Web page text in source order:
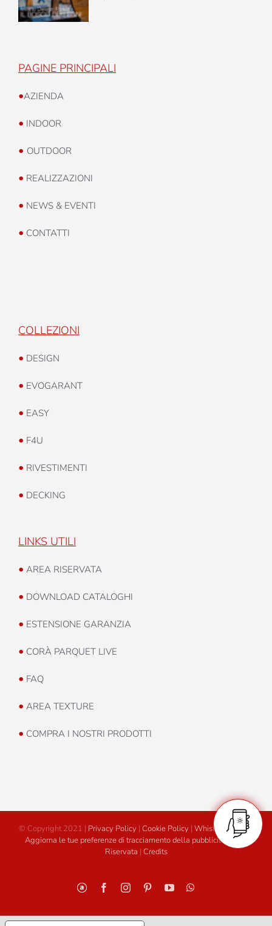
PAGINE PRINCIPALI
•AZIENDA
• INDOOR
• OUTDOOR
• REALIZZAZIONI
• NEWS & EVENTI
• CONTATTI
COLLEZIONI
• DESIGN
• EVOGARANT
• EASY
• F4U
• RIVESTIMENTI
• DECKING
LINKS UTILI
• AREA RISERVATA
• DOWNLOAD CATALOGHI
• ESTENSIONE GARANZIA
• CORÀ PARQUET LIVE
• FAQ
• AREA TEXTURE
• COMPRA I NOSTRI PRODOTTI
© Copyright 2021 | Privacy Policy | Cookie Policy | Whistleblowing
Aggiorna le tue preferenze di tracciamento della pubblicità
Area
Riservata | Credits
PersonalizzatoFacebookInstagramPinterestYouTube